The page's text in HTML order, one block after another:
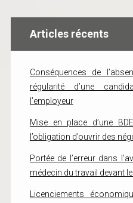
Articles récents
Conséquences de
régularité d’une
l’employeur
Mise en place d’une
l’obligation d’ouvrir des
Portée de l’erreur dans
médecin du travail devant
Licenciements